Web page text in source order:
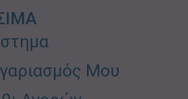
Μου